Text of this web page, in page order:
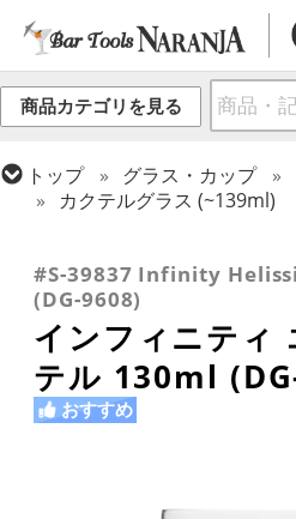
商品カテゴリを見る
トップ グラス・カップ
カクテルグラス (~139ml)
カクテルグラス (全サイズ)
#S-39837 Infinity
(DG-9608)
インフィニティ
テル 130ml
おすすめ